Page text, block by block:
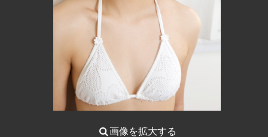
画像を拡大する